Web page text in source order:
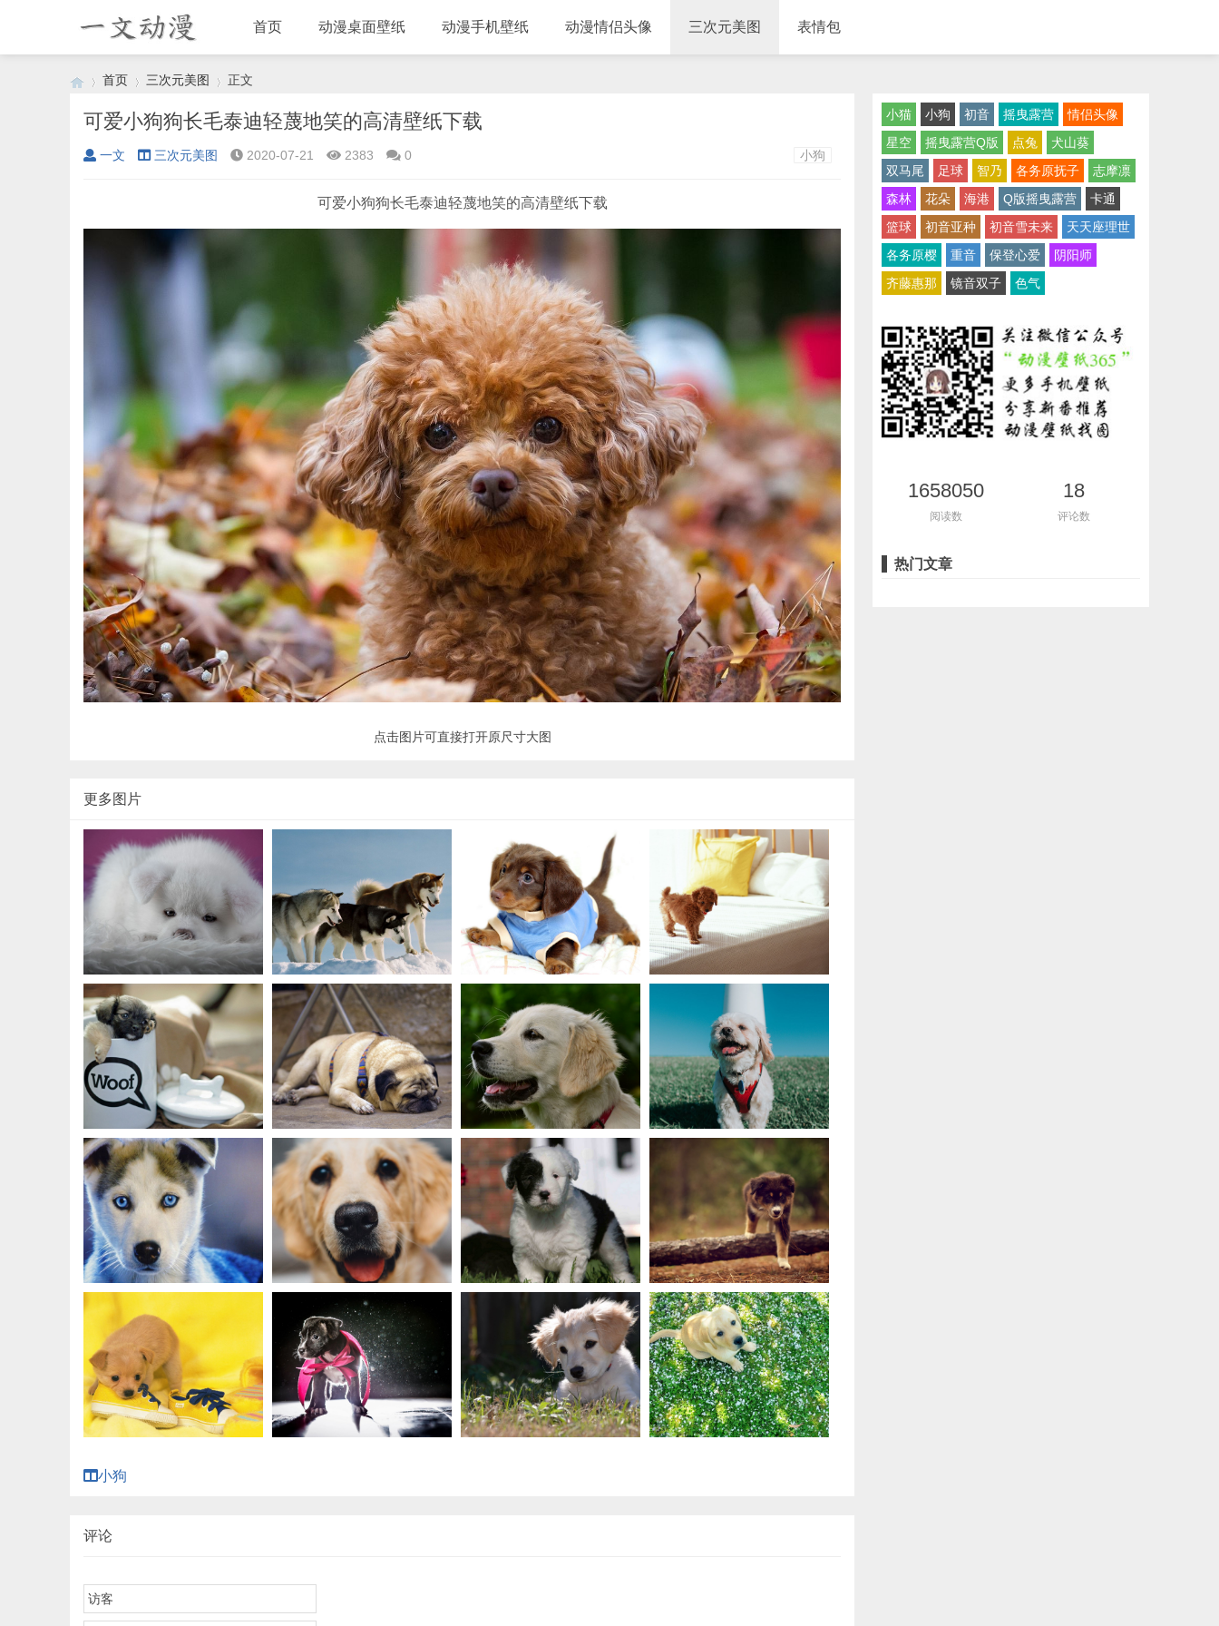
首页 动漫桌面壁纸 动漫手机壁纸 动漫情侣头像 三次元美图 表情包
›
首页 三次元美图
›
正文
可爱小狗狗长毛泰迪轻蔑地笑的高清壁纸下载
一文 三次元美图 2020-07-21 2383 0 小狗
可爱小狗狗长毛泰迪轻蔑地笑的高清壁纸下载
点击图片可直接打开原尺寸大图
更多图片
小狗
评论
小猫 小狗 初音 摇曳露营
情侣头像
星空
摇曳露营Q版 点兔
犬山葵
双马尾
足球 智乃 各务原抚子
志摩凛
森林
花朵 海港 Q版摇曳露营
卡通
篮球
初音亚种 初音雪未来
天天座理世
各务原樱
重音 保登心爱
阴阳师
齐藤惠那
镜音双子 色气
1658050
阅读数
18
评论数
热门文章